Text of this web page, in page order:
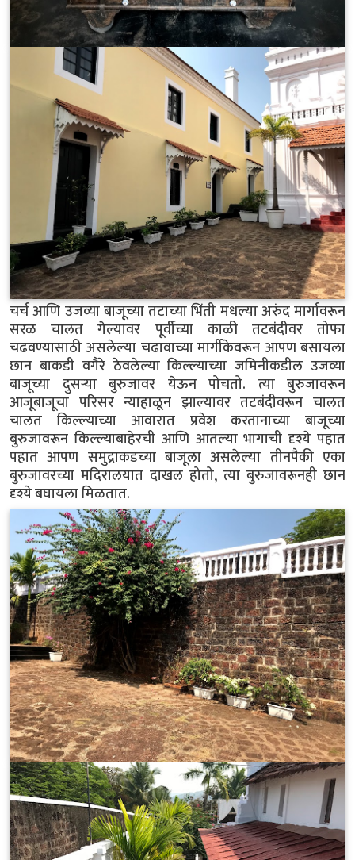
चर्च आणि उजव्या बाजूच्या तटाच्या भिंती मधल्या अरुंद मार्गावरून
सरळ चालत गेल्यावर पूर्वीच्या काळी तटबंदीवर तोफा
चढवण्यासाठी असलेल्या चढावाच्या मार्गीकेवरून आपण बसायला
छान बाकडी वगैरे ठेवलेल्या किल्ल्याच्या जमिनीकडील उजव्या
बाजूच्या दुसऱ्या बुरुजावर येऊन पोचतो. त्या बुरुजावरून
आजूबाजूचा परिसर न्याहाळून झाल्यावर तटबंदीवरून चालत
चालत किल्ल्याच्या आवारात प्रवेश करतानाच्या बाजूच्या
बुरुजावरून किल्ल्याबाहेरची आणि आतल्या भागाची दृश्ये पहात
पहात आपण समुद्राकडच्या बाजूला असलेल्या तीनपैकी एका
बुरुजावरच्या मदिरालयात दाखल होतो, त्या बुरुजावरूनही छान
दृश्ये बघायला मिळतात.